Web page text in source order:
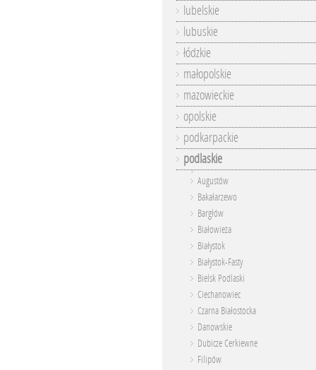
lubelskie
lubuskie
łódzkie
małopolskie
mazowieckie
opolskie
podkarpackie
podlaskie
Augustów
Bakałarzewo
Bargłów
Białowieża
Białystok
Białystok-Fasty
Bielsk Podlaski
Ciechanowiec
Czarna Białostocka
Danowskie
Dubicze Cerkiewne
Filipów